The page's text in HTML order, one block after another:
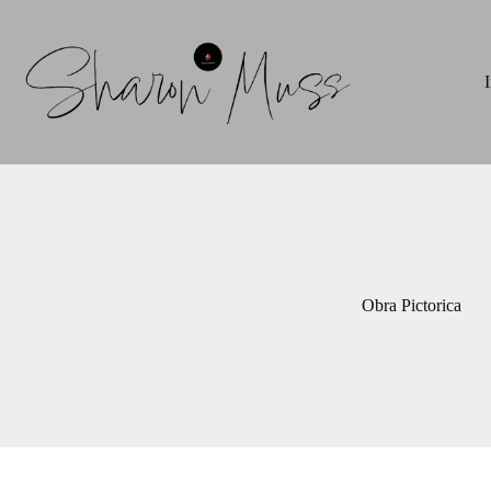
contenido
Obra Pictorica